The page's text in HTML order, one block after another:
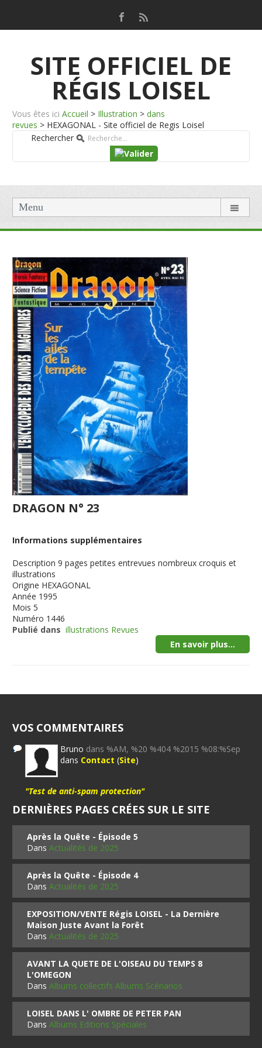
SITE OFFICIEL DE
RÉGIS LOISEL
Vous êtes ici Accueil > Illustration > dans
revues > HEXAGONAL - Site officiel de Regis Loisel
Rechercher
Menu
DRAGON N° 23
Informations supplémentaires
Description 9 pages petites entrevues nombreux croquis et
illustrations
Origine HEXAGONAL
Année 1995
Mois 5
Numéro 1446
Publié dans illustrations Revues
En savoir plus...
VOS COMMENTAIRES
Bruno dans %AM, %20 %404 %2015 %08:%Sep
dans Contact (Site)
"Test de anti-spam protection"
DERNIÈRES PAGES CRÉES SUR LE SITE
Après la Quête - Épisode 5
DansActualités de 2025
Après la Quête - Épisode 4
DansActualités de 2025
EXPOSITION/VENTE Régis LOISEL - La Dernière
Maison Juste Avant la Forêt
DansActualités de 2025
AVANT LA QUETE DE L'OISEAU DU TEMPS 8
L'OMEGON
DansAlbums collectifs Albums Scénarios
LOISEL DANS L' OMBRE DE PETER PAN
DansAlbums Editions Spéciales